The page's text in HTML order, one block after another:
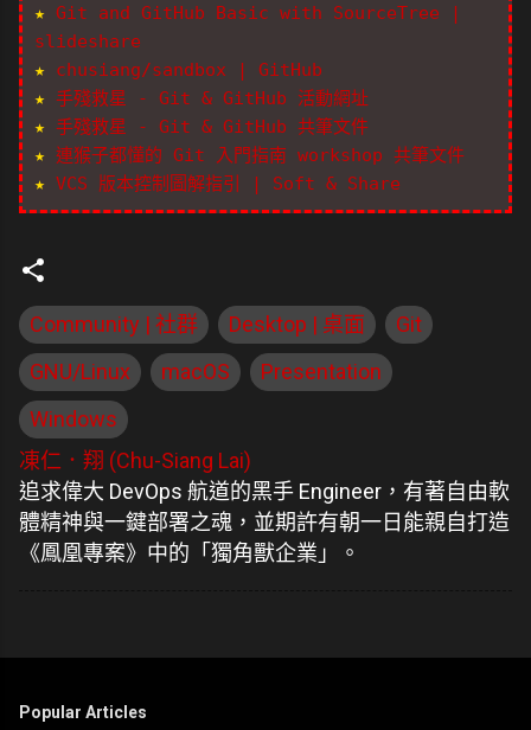
★ Git and GitHub Basic with SourceTree |
slideshare
★ chusiang/sandbox | GitHub
★ 手殘救星 - Git & GitHub 活動網址
★ 手殘救星 - Git & GitHub 共筆文件
★ 連猴子都懂的 Git 入門指南 workshop 共筆文件
★ VCS 版本控制圖解指引 | Soft & Share
Community | 社群 Desktop | 桌面
Git
GNU/Linux
macOS
Presentation
Windows
凍仁．翔 (Chu-Siang Lai)
追求偉大 DevOps 航道的黑手 Engineer，有著自由軟
體精神與一鍵部署之魂，並期許有朝一日能親自打造
《鳳凰專案》中的「獨角獸企業」。
Popular Articles